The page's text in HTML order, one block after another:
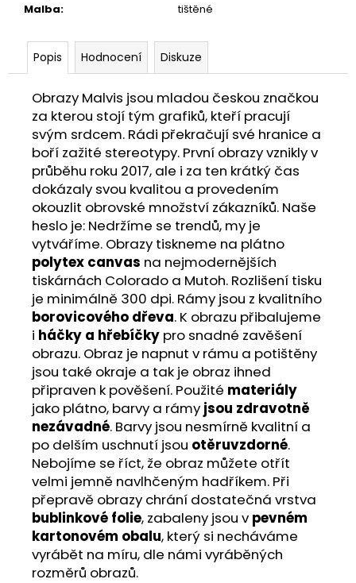
Malba: tištěné
Popis Hodnocení Diskuze
Obrazy Malvis jsou mladou českou značkou
za kterou stojí tým grafiků, kteří pracují
svým srdcem. Rádi překračují své hranice a
boří zažité stereotypy. První obrazy vznikly v
průběhu roku 2017, ale i za ten krátký čas
dokázaly svou kvalitou a provedením
okouzlit obrovské množství zákazníků. Naše
heslo je: Nedržíme se trendů, my je
vytváříme. Obrazy tiskneme na plátno
polytex canvas na nejmodernějších
tiskárnách Colorado a Mutoh. Rozlišení tisku
je minimálně 300 dpi. Rámy jsou z kvalitního
borovicového dřeva. K obrazu přibalujeme
i háčky a hřebíčky pro snadné zavěšení
obrazu. Obraz je napnut v rámu a potištěny
jsou také okraje a tak je obraz ihned
připraven k pověšení. Použité materiály
jako plátno, barvy a rámy jsou zdravotně
nezávadné. Barvy jsou nesmírně kvalitní a
po delším uschnutí jsou otěruvzdorné.
Nebojíme se říct, že obraz můžete otřít
velmi jemně navlhčeným hadříkem. Při
přepravě obrazy chrání dostatečná vrstva
bublinkové folie, zabaleny jsou v pevném
kartonovém obalu, který si necháváme
vyrábět na míru, dle námi vyráběných
rozměrů obrazů.